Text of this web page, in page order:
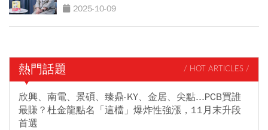
2025-10-09
熱門話題 / HOT ARTICLES /
欣興、南電、景碩、臻鼎-KY、金居、尖點...PCB買誰
最賺？杜金龍點名「這檔」爆炸性強漲，11月末升段
首選